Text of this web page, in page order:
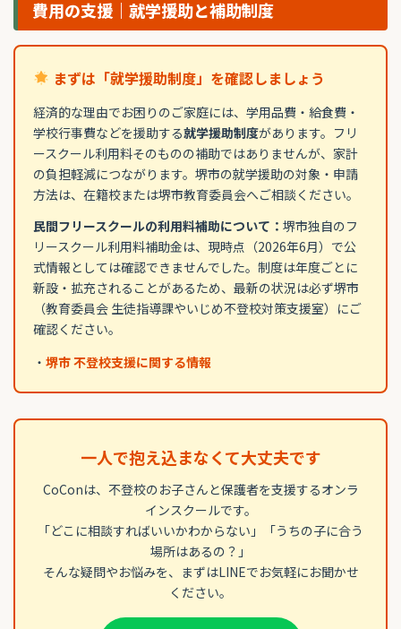
費用の支援｜就学援助と補助制度
まずは「就学援助制度」を確認しましょう
経済的な理由でお困りのご家庭には、学用品費・給食費・
学校行事費などを援助する就学援助制度があります。フリ
ースクール利用料そのものの補助ではありませんが、家計
の負担軽減につながります。堺市の就学援助の対象・申請
方法は、在籍校または堺市教育委員会へご相談ください。
民間フリースクールの利用料補助について： 堺市独自のフ
リースクール利用料補助金は、現時点（2026年6月）で公
式情報としては確認できませんでした。制度は年度ごとに
新設・拡充されることがあるため、最新の状況は必ず堺市
（教育委員会 生徒指導課やいじめ不登校対策支援室）にご
確認ください。
・ 堺市 不登校支援に関する情報
一人で抱え込まなくて大丈夫です
CoConは、不登校のお子さんと保護者を支援するオンラ
インスクールです。
「どこに相談すればいいかわからない」「うちの子に合う
場所はあるの？」
そんな疑問やお悩みを、まずはLINEでお気軽にお聞かせ
ください。